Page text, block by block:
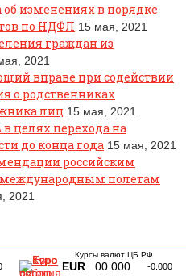
об изменениях в порядке
по НДФЛ 15 мая, 2021
граждан из
2021
вправе при содействии
о родственниках
лиц 15 мая, 2021
целях перехода на
до конца года 15 мая, 2021
российским
международным полетам
2021
Курсы валют ЦБ РФ
EUR 00.000 -0.000